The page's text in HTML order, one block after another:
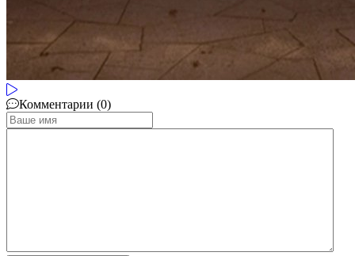
Комментарии (0)